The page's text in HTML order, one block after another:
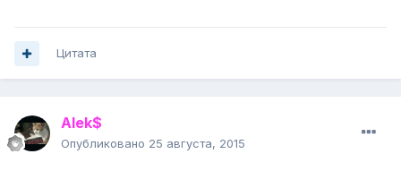
Цитата
Alek$
Опубликовано 25 августа, 2015